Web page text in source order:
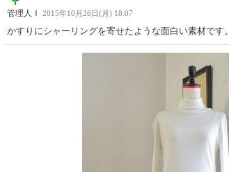
管理人Ｉ 2015年10月26日(月) 18:07
かすりにシャーリングを寄せたような面白い素材です。